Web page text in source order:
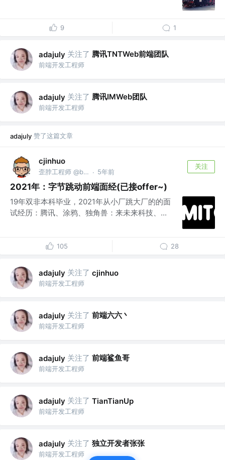
9 1
adajuly 关注了 腾讯TNTWeb前端团队
前端开发工程师
adajuly 关注了 腾讯IMWeb团队
前端开发工程师
adajuly 赞了这篇文章
cjinhuo
歪脖工程师 @bytedance · 5年前
关注
2021年：字节跳动前端面经(已接offer~)
19年双非本科毕业，2021年从小厂跳大厂的的面
试经历：腾讯、涂鸦、独角兽：来未来科技、...
105 28
adajuly 关注了 cjinhuo
前端开发工程师
adajuly 关注了 前端六六丶
前端开发工程师
adajuly 关注了 前端鲨鱼哥
前端开发工程师
adajuly 关注了 TianTianUp
前端开发工程师
adajuly 关注了 独立开发者张张
前端开发工程师